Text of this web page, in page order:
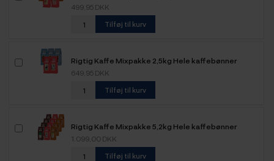
499,95 DKK
Tilføj til kurv
Rigtig Kaffe Mixpakke 2,5kg Hele kaffebønner
649,95 DKK
Tilføj til kurv
Rigtig Kaffe Mixpakke 5,2kg Hele kaffebønner
1.099,00 DKK
Tilføj til kurv